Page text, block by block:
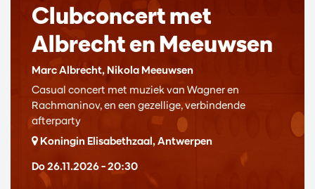
Clubconcert met
Albrecht en Meeuwsen
Marc Albrecht, Nikola Meeuwsen
Do 26.11.2026– 20:30
Casual concert met muziek van Wagner en
Rachmaninov, en een gezellige, verbindende
afterparty
Koningin Elisabethzaal, Antwerpen